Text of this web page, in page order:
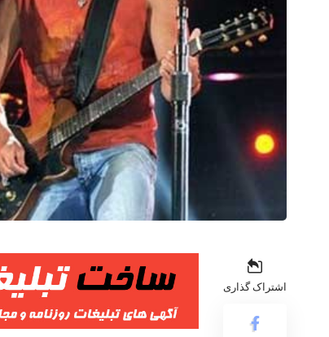
اشتراک گذاری